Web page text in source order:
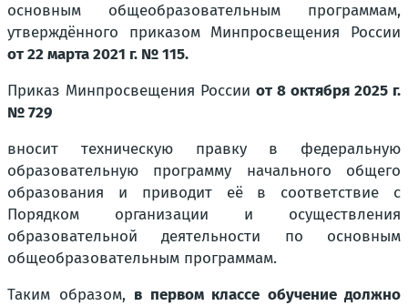
основным общеобразовательным программам,
утверждённого приказом Минпросвещения России
от 22 марта 2021 г. № 115.
Приказ Минпросвещения России от 8 октября 2025 г.
№ 729
вносит техническую правку в федеральную
образовательную программу начального общего
образования и приводит её в соответствие с
Порядком организации и осуществления
образовательной деятельности по основным
общеобразовательным программам.
Таким образом, в первом классе обучение должно